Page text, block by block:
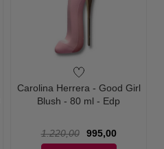
Carolina Herrera - Good Girl
Blush - 80 ml - Edp
1.220,00
995,00